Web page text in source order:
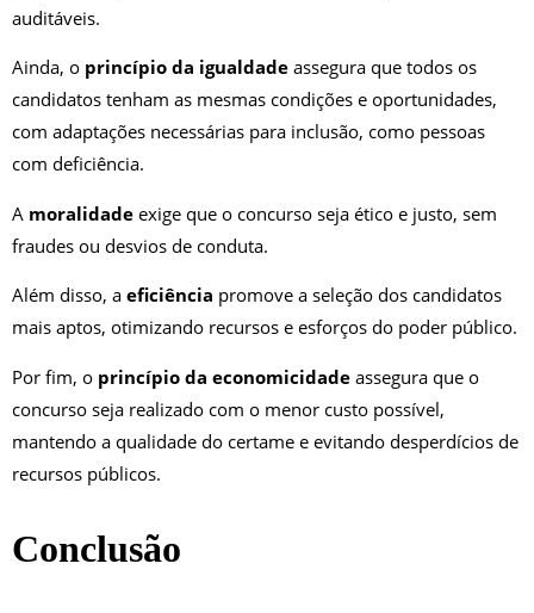
auditáveis.
Ainda, o princípio da igualdade assegura que todos os
candidatos tenham as mesmas condições e oportunidades,
com adaptações necessárias para inclusão, como pessoas
com deficiência.
A moralidade exige que o concurso seja ético e justo, sem
fraudes ou desvios de conduta.
Além disso, a eficiência promove a seleção dos candidatos
mais aptos, otimizando recursos e esforços do poder público.
Por fim, o princípio da economicidade assegura que o
concurso seja realizado com o menor custo possível,
mantendo a qualidade do certame e evitando desperdícios de
recursos públicos.
Conclusão